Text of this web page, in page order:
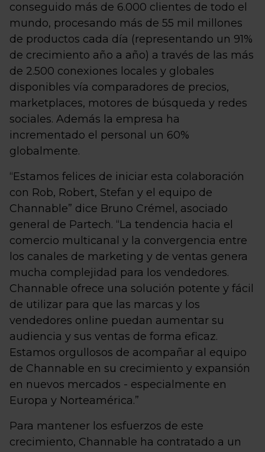
conseguido más de 6.000 clientes de todo el
mundo, procesando más de 55 mil millones
de productos cada día (representando un 91%
de crecimiento año a año) a través de las más
de 2.500 conexiones locales y globales
disponibles vía comparadores de precios,
marketplaces, motores de búsqueda y redes
sociales. Además la empresa ha
incrementado el personal un 60%
globalmente.
“Estamos felices de iniciar esta colaboración
con Rob, Robert, Stefan y el equipo de
Channable” dice Bruno Crémel, asociado
general de Partech. “La tendencia hacia el
comercio multicanal y la convergencia entre
los canales de marketing y de ventas genera
mucha complejidad para los vendedores.
Channable ofrece una solución potente y fácil
de utilizar para que las marcas y los
vendedores online puedan aumentar su
audiencia y sus ventas de forma eficaz.
Estamos orgullosos de acompañar al equipo
de Channable en su crecimiento y expansión
en nuevos mercados - especialmente en
Europa y Norteamérica.”
Para mantener los esfuerzos de este
crecimiento, Channable ha contratado a un